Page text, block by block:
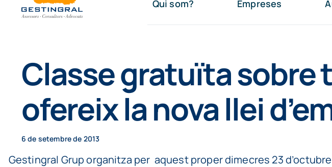
Qui som? Empreses
Classe gratuïta sobre
ofereix la nova llei
6 de setembre de 2013
Gestingral Grup organitza per aquest proper dimecres 23